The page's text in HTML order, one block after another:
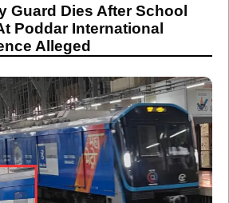
Guard Dies After School
Poddar International
Alleged